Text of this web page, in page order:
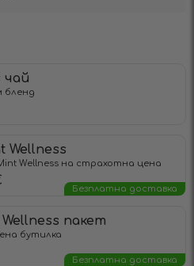
чай
бленд
Wellness
Wellness на страхотна цена
Безплатна доставка
пакет
бутилка
Безплатна доставка